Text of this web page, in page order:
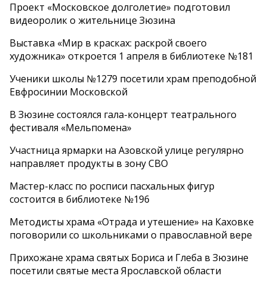
Проект «Московское долголетие» подготовил
видеоролик о жительнице Зюзина
Выставка «Мир в красках: раскрой своего
художника» откроется 1 апреля в библиотеке №181
Ученики школы №1279 посетили храм преподобной
Евфросинии Московской
В Зюзине состоялся гала-концерт театрального
фестиваля «Мельпомена»
Участница ярмарки на Азовской улице регулярно
направляет продукты в зону СВО
Мастер-класс по росписи пасхальных фигур
состоится в библиотеке №196
Методисты храма «Отрада и утешение» на Каховке
поговорили со школьниками о православной вере
Прихожане храма святых Бориса и Глеба в Зюзине
посетили святые места Ярославской области